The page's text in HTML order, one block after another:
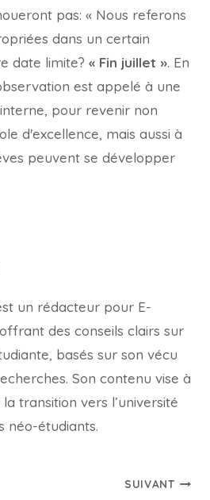
pas: « Nous referons
dans un certain
date limite? « Fin juillet ». En
est appelé à une
pour revenir non
d'excellence, mais aussi à
peuvent se développer
un rédacteur pour E-
des conseils clairs sur
basés sur son vécu
Son contenu vise à
transition vers l’université
néo-étudiants.
SUIVANT